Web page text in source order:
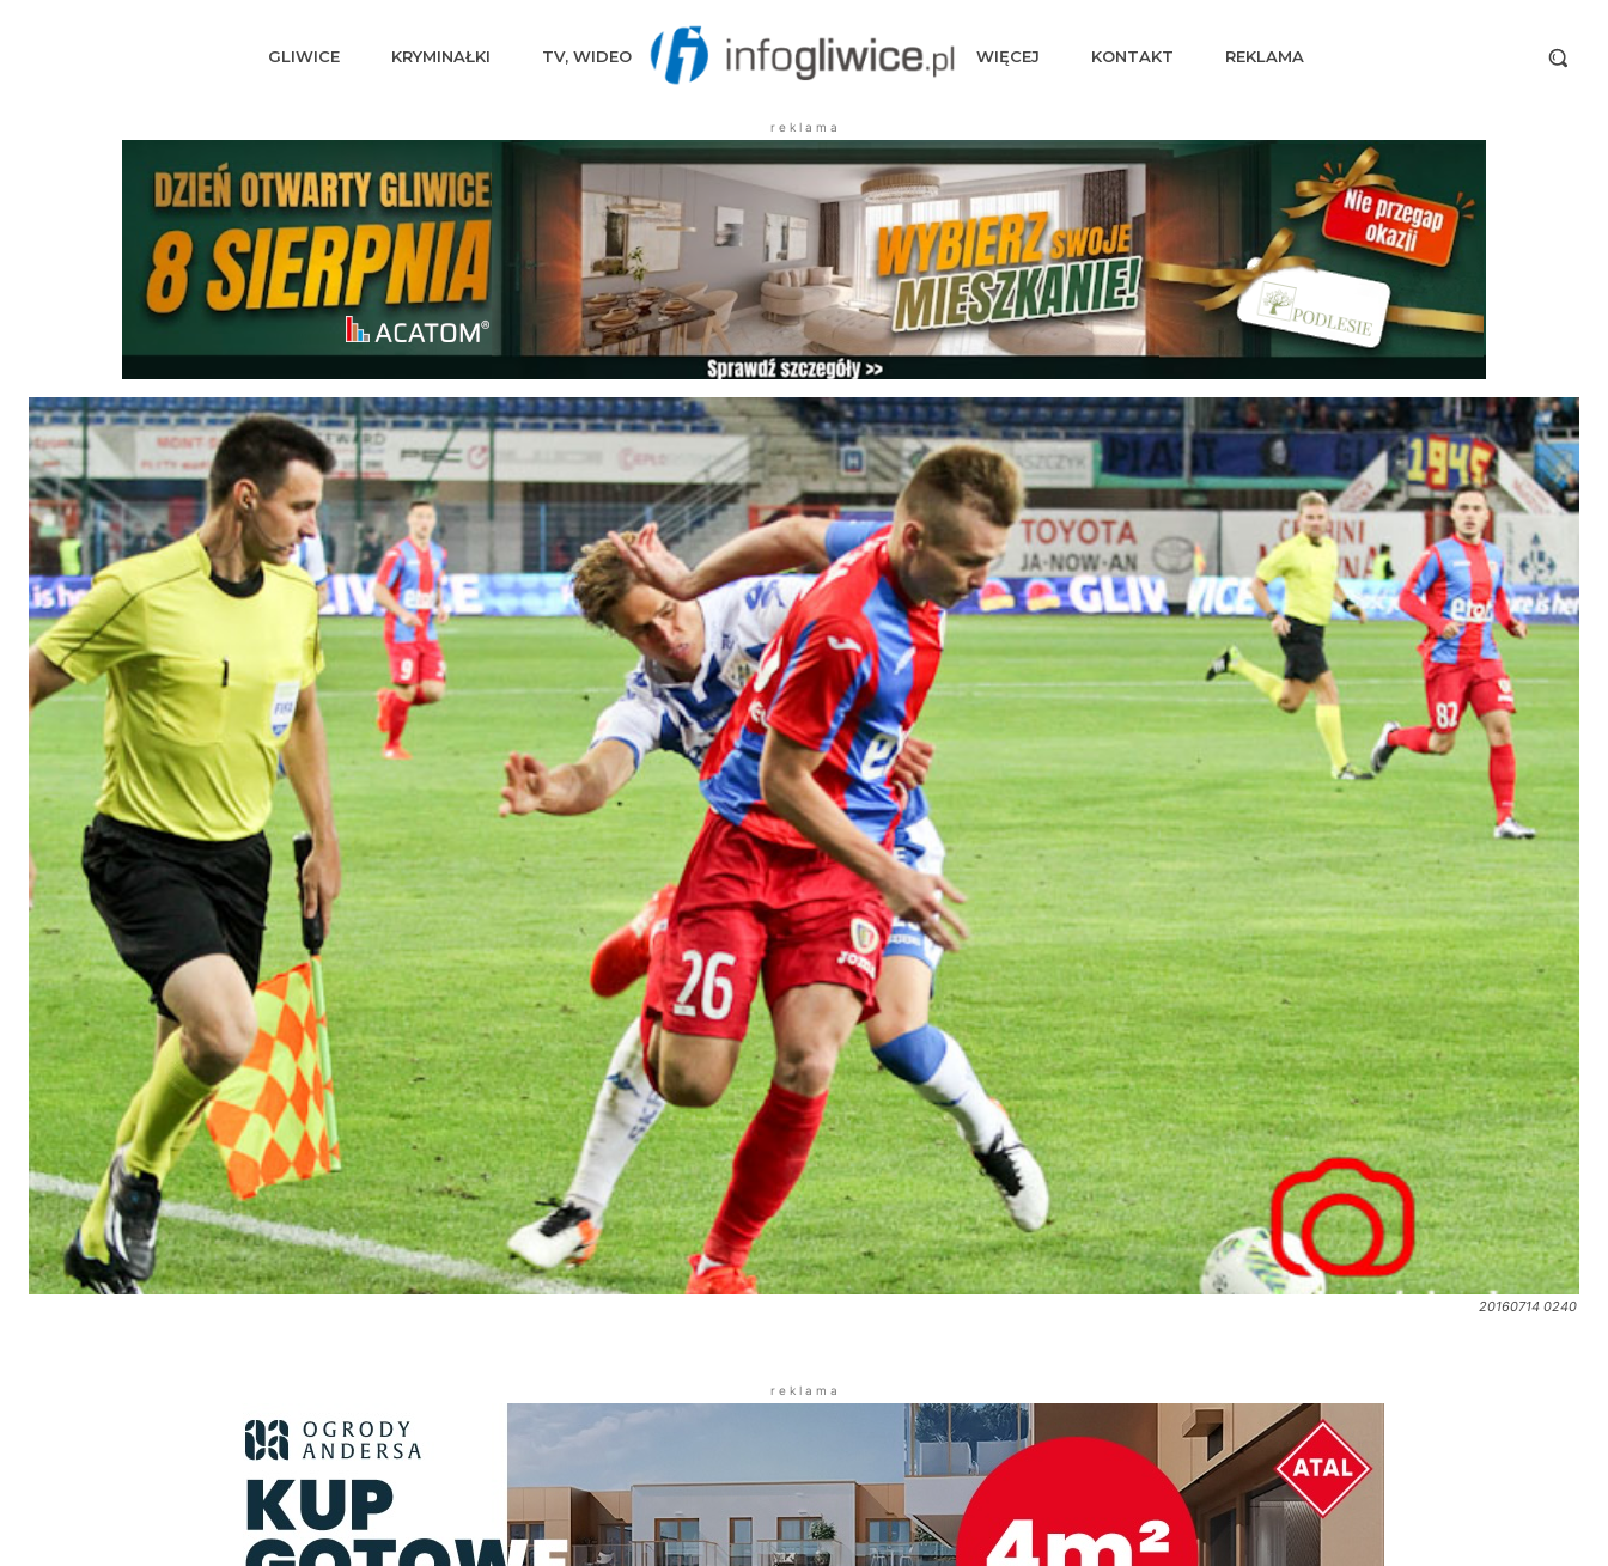
GLIWICE KRYMINAŁKI TV, WIDEO WIĘCEJ KONTAKT REKLAMA
r e k l a m a
20160714 0240
r e k l a m a